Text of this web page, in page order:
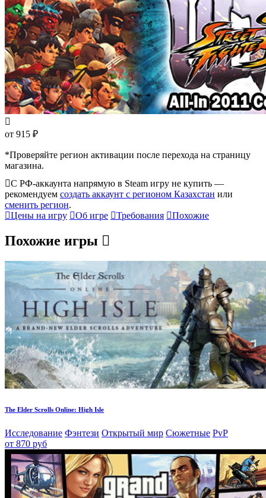
от 915 ₽
*Проверяйте регион активации после перехода на страницу
магазина.
С РФ-аккаунта напрямую в Steam игру не купить —
рекомендуем создать аккаунт с регионом Казахстан или
сменить регион.
Цены на игру
Об игре Требования Похожие
Похожие игры
The Elder Scrolls Online: High Isle
Исследование Фэнтези Открытый мир Сюжетные PvP
от 870 руб